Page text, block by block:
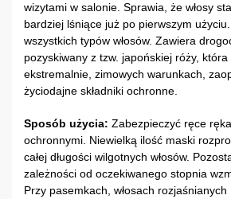
wizytami w salonie. Sprawia, że włosy
bardziej lśniące już po pierwszym
wszystkich typów włosów. Zawiera
pozyskiwany z tzw. japońskiej róży, która
ekstremalnie, zimowych warunkach,
życiodajne składniki ochronne.
Sposób użycia: Zabezpieczyć ręce
ochronnymi. Niewielką ilość maski
całej długości wilgotnych włosów.
zależności od oczekiwanego stopnia
Przy pasemkach, włosach